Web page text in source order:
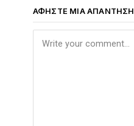
ΑΦΉΣΤΕ ΜΙΑ ΑΠΆΝΤΗΣΗ